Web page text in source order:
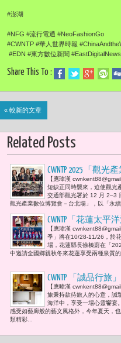
#澎湖
#NFG #流行電通 #NeoFashionGo
#CWNTP #華人世界時報
#EDN #東方數位新聞 #EastDigitalNews
Share This To :
« 較新的文章
Related Posts
CWNTP 2025 「觀
場」觀光署以 AI ×
韌性 陳玉秀 :「 野
『俏皮公主』」已
模，並授權遊戲業
位基建的外溢效益
【應瑋漢
短缺正同時襲來，迫使觀光
交通部觀光署於 12 月 2–3
觀光產業數位博覽會－台北場」，以「永
CWNTP「花蓮太平
展開 秋冬季到花
穗英雄泉」及「安
【應瑋漢
季」將在10/28-11/26，於
場，花蓮縣長徐榛蔚在「
中邀請全國鄉親秋冬來花蓮享受兩種泉質
CWNTP 「誠品行
根 折抵住宿優惠
【應暐漢
旅秉持款待旅人的心意，誠
海洋中，享受一場心靈饗宴
感受如藝廊般的藝文風格外，今年夏天，
類精彩...